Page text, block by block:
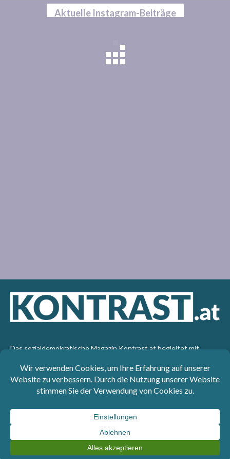
Aktuelle Instagram-Beiträge
Das sozialdemokratische Magazin Kontrast.at begleitet mit
Gesellschaft, Staat und Wirtschaft von einem progressiven,
emanzipatorischen Standpunkt aus. Kontrast wirft den Blick der
sozialen Gerechtigkeit auf die Welt.
: SPÖ-Klub - 1017 Wien - Telefon: +43 1 40110-
3393 - e-mail: redaktion@kontrast.at -
Datenschutzerklärung